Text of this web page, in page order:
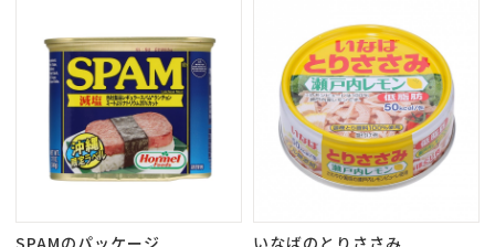
SPAMのパッケージ いなばのとりささみ